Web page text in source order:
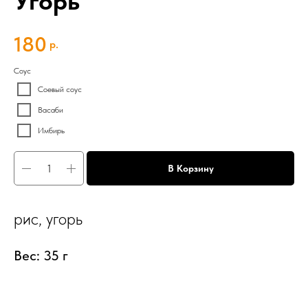
180 р.
Соус
Соевый соус
Васаби
Имбирь
В Корзину
рис, угорь
Вес: 35 г